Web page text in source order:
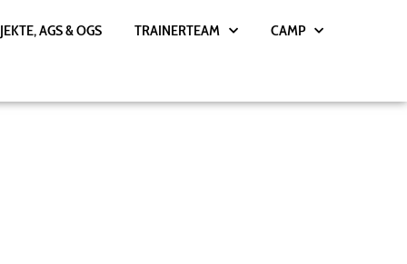
AGS & OGS TRAINERTEAM CAMP